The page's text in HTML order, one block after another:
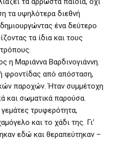
τα υψηλότερα διεθνή
ένα δεύτερο
τα ίδια και τους
η Μαριάννα Βαρδινογιάννη.
φροντίδας από απόσταση,
παροχών. Ήταν συμμέτοχη
και σωματικά παρούσα.
τρυφερότητα,
και το χάδι της. Γι’
εδώ και θεραπεύτηκαν –